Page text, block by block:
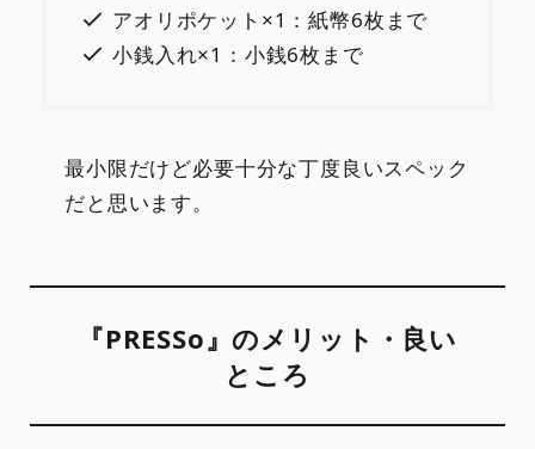
アオリポケット×1：紙幣6枚まで
小銭入れ×1：小銭6枚まで
最小限だけど必要十分な丁度良いスペック
だと思います。
『PRESSo』のメリット・良い
ところ